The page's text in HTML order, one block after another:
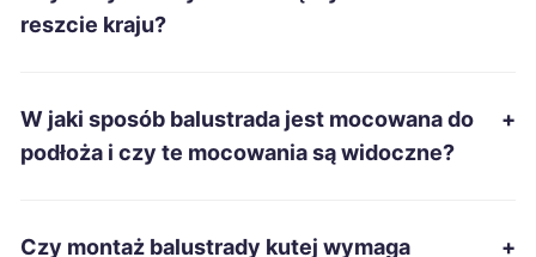
Zduńska Wola
Kwidzyn 338 zł
reszcie kraju?
W jaki sposób balustrada jest mocowana do
podłoża i czy te mocowania są widoczne?
+
Czy montaż balustrady kutej wymaga +